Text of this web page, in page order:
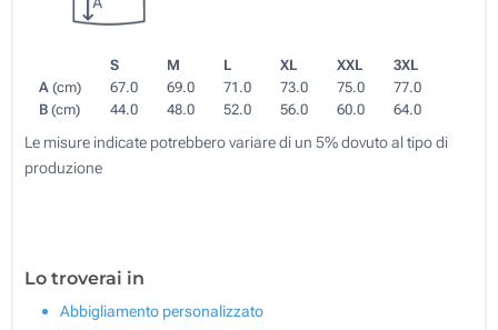
S M L XL XXL
3XL
A (cm) 67.0 69.0 71.0 73.0 75.0
77.0
B (cm) 44.0 48.0 52.0 56.0 60.0 64.0
Le misure indicate potrebbero variare di un 5% dovuto al tipo di
produzione
Lo troverai in
Abbigliamento personalizzato